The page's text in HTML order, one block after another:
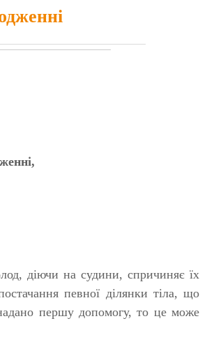
діючи на судини, спричиняє їх
певної ділянки тіла, що
першу допомогу, то це може